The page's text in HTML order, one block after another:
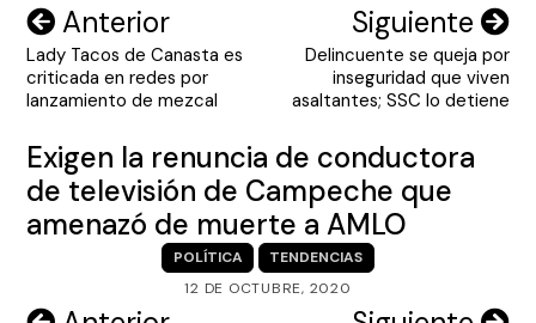
Navegación
de
entradas
Anterior
Lady Tacos de Canasta es
criticada en redes por
lanzamiento de mezcal
Siguiente
Delincuente se queja por
inseguridad que viven
asaltantes; SSC lo detiene
Exigen la renuncia de conductora
de televisión de Campeche que
amenazó de muerte a AMLO
POLÍTICA
TENDENCIAS
12 DE OCTUBRE, 2020